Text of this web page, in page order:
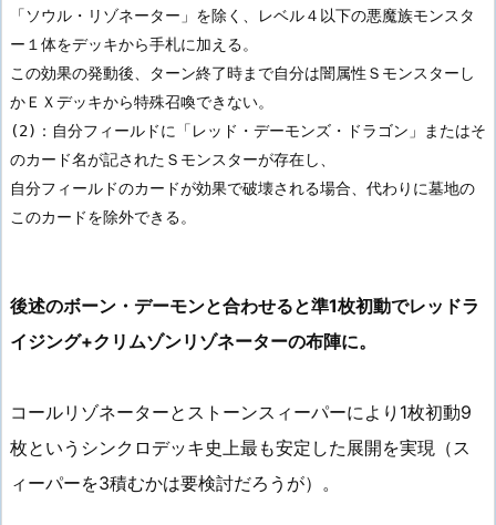
「ソウル・リゾネーター」を除く、レベル４以下の悪魔族モンスタ
ー１体をデッキから手札に加える。
この効果の発動後、ターン終了時まで自分は闇属性Ｓモンスターし
かＥＸデッキから特殊召喚できない。
(2)：自分フィールドに「レッド・デーモンズ・ドラゴン」またはそ
のカード名が記されたＳモンスターが存在し、
自分フィールドのカードが効果で破壊される場合、代わりに墓地の
このカードを除外できる。
後述のボーン・デーモンと合わせると準1枚初動でレッドラ
イジング+クリムゾンリゾネーターの布陣に。
コールリゾネーターとストーンスィーパーにより1枚初動9
枚というシンクロデッキ史上最も安定した展開を実現（ス
ィーパーを3積むかは要検討だろうが）。